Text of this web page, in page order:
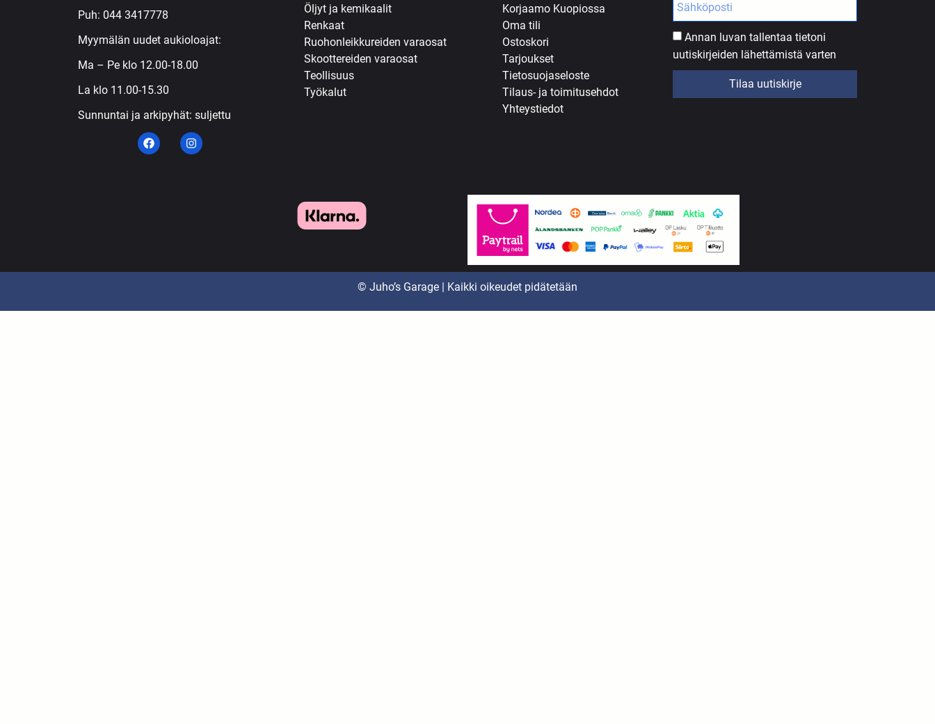
Puh: 044 3417778
Myymälän uudet aukioloajat:
Ma – Pe klo 12.00-18.00
La klo 11.00-15.30
Sunnuntai ja arkipyhät: suljettu
Öljyt ja kemikaalit
Renkaat
Ruohonleikkureiden varaosat
Skoottereiden varaosat
Teollisuus
Työkalut
Korjaamo Kuopiossa
Oma tili
Ostoskori
Tarjoukset
Tietosuojaseloste
Tilaus- ja toimitusehdot
Yhteystiedot
Annan luvan tallentaa tietoni
uutiskirjeiden lähettämistä varten
Tilaa uutiskirje
© Juho’s Garage | Kaikki oikeudet pidätetään